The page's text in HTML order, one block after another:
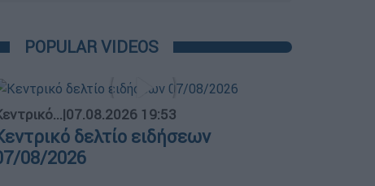
POPULAR VIDEOS
|07.08.2026 19:53
δελτίο ειδήσεων
08/2026